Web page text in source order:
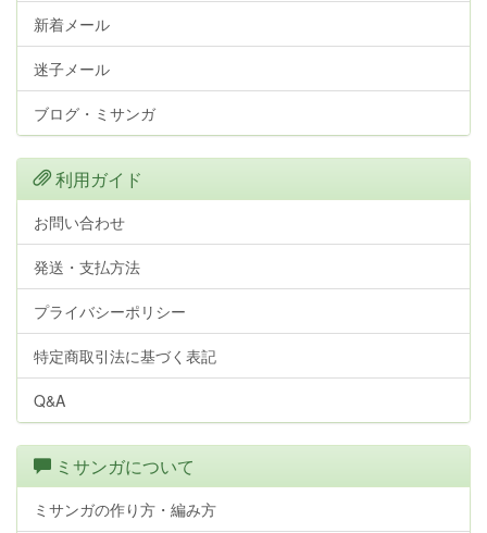
新着メール
迷子メール
ブログ・ミサンガ
利用ガイド
お問い合わせ
発送・支払方法
プライバシーポリシー
特定商取引法に基づく表記
Q&A
ミサンガについて
ミサンガの作り方・編み方